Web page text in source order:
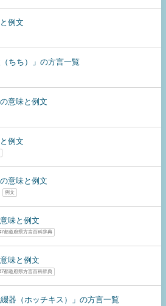
例文
ちち）」の方言一覧
意味と例文
例文
意味と例文
例文
味と例文
都道府県方言百科辞典
味と例文
都道府県方言百科辞典
器（ホッチキス）」の方言一覧